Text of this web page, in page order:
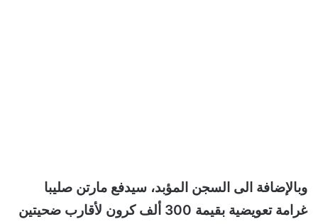
وبالإضافة الى السجن المؤبد، سيدفع مارتن صليبا
غرامة تعويضية بقيمة 300 ألف كرون لأقارب ضحيتين